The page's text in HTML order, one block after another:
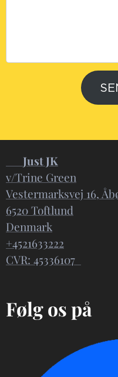
Just JK
v/Trine Green
Vestermarksvej 16,
6520 Toftlund
Denmark
+4521633222
CVR: 45336107
Følg os på